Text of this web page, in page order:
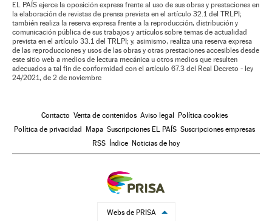
EL PAÍS ejerce la oposición expresa frente al uso de sus obras y prestaciones en
la elaboración de revistas de prensa prevista en el artículo 32.1 del TRLPI;
también realiza la reserva expresa frente a la reproducción, distribución y
comunicación pública de sus trabajos y artículos sobre temas de actualidad
prevista en el artículo 33.1 del TRLPI; y, asimismo, realiza una reserva expresa
de las reproducciones y usos de las obras y otras prestaciones accesibles desde
este sitio web a medios de lectura mecánica u otros medios que resulten
adecuados a tal fin de conformidad con el artículo 67.3 del Real Decreto - ley
24/2021, de 2 de noviembre
Contacto Venta de contenidos Aviso legal
Política cookies
Política de privacidad
Mapa Suscripciones EL PAÍS Suscripciones empresas
RSS
Índice Noticias de hoy
Webs de PRISA